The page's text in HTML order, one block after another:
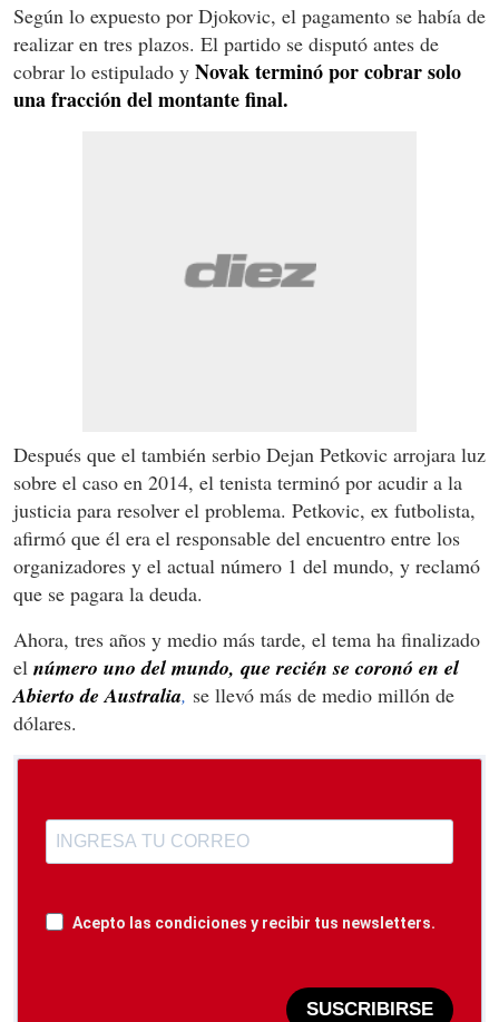
Según lo expuesto por Djokovic, el pagamento se había de
realizar en tres plazos. El partido se disputó antes de
cobrar lo estipulado y Novak terminó por cobrar solo
una fracción del montante final.
Después que el también serbio Dejan Petkovic arrojara luz
sobre el caso en 2014, el tenista terminó por acudir a la
justicia para resolver el problema. Petkovic, ex futbolista,
afirmó que él era el responsable del encuentro entre los
organizadores y el actual número 1 del mundo, y reclamó
que se pagara la deuda.
Ahora, tres años y medio más tarde, el tema ha finalizado
el número uno del mundo, que recién se coronó en el
Abierto de Australia, se llevó más de medio millón de
dólares.
Acepto las condiciones y recibir tus newsletters.
SUSCRIBIRSE